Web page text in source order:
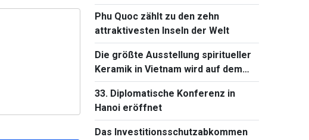
Verbreitung von
Massenvernichtungswaffen
Phu Quoc zählt zu den zehn
attraktivesten Inseln der Welt
Die größte Ausstellung spiritueller
Keramik in Vietnam wird auf dem
Ba-Den-Berg stattfinden
33. Diplomatische Konferenz in
Hanoi eröffnet
Das Investitionsschutzabkommen